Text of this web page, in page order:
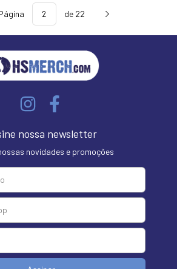
de 22
nossa newsletter
novidades e promoções